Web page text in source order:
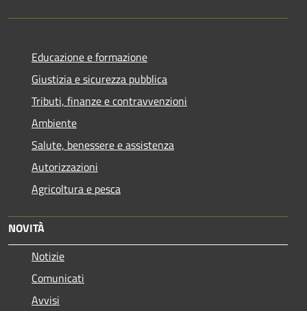
Educazione e formazione
Giustizia e sicurezza pubblica
Tributi, finanze e contravvenzioni
Ambiente
Salute, benessere e assistenza
Autorizzazioni
Agricoltura e pesca
NOVITÀ
Notizie
Comunicati
Avvisi